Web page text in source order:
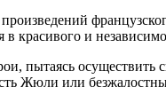
в красивого и
пытаясь
Жюли или